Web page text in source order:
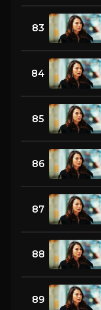
83
84
85
86
87
88
89